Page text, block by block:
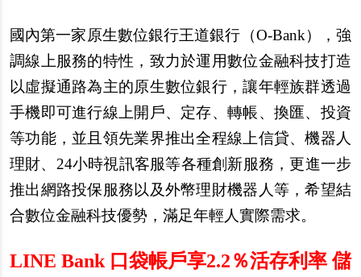
國內第一家原生數位銀行王道銀行（O-Bank），強
調線上服務的特性，致力於運用數位金融科技打造
以虛擬通路為主的原生數位銀行，讓年輕族群透過
手機即可進行線上開戶、定存、轉帳、換匯、投資
等功能，並且領先業界推出全程線上信貸、機器人
理財、24小時視訊客服等各種創新服務，更進一步
推出網路投保服務以及外幣理財機器人等，希望結
合數位金融科技優勢，滿足年輕人實際需求。
LINE Bank 口袋帳戶享2.2％活存利率 儲